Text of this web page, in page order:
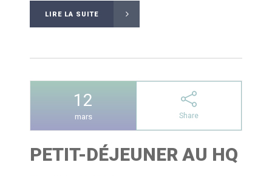
LIRE LA SUITE
12
mars Share
PETIT-DÉJEUNER AU HQ